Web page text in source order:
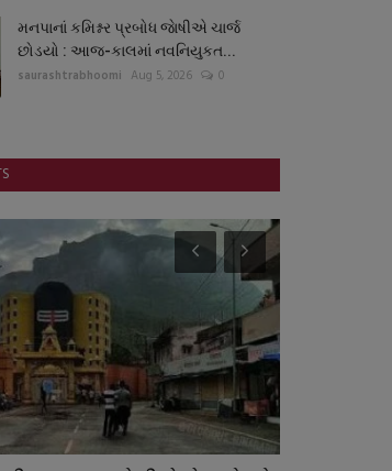
મનપાનાં કમિશ્નર પ્રબોધ જાેષીએ ચાર્જ
છોડયો : આજ-કાલમાં નવનિયુકત...
saurashtrabhoomi Aug 5, 2026 0
ગુજરાત